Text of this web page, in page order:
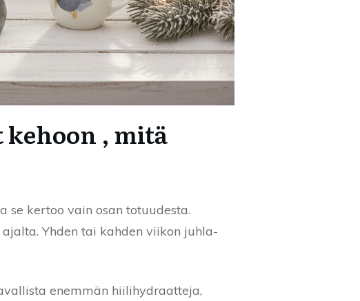
, mitä
kertoo vain osan totuudesta.
Yhden tai kahden viikon juhla-
enemmän hiilihydraatteja,